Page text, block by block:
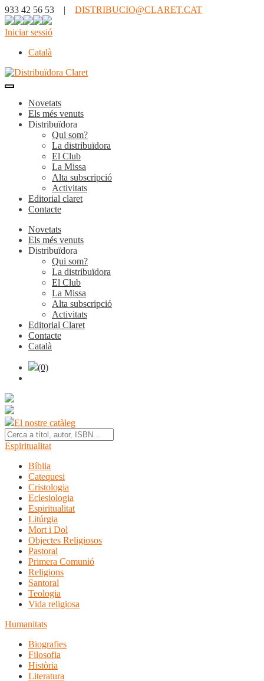
933 42 56 53 | DISTRIBUCIO@CLARET.CAT
Iniciar sessió
Català
Novetats
Els més venuts
Distribuïdora
Qui som?
La distribuïdora
El Club
La Missa
Alta subscripció
Activitats
Editorial claret
Contacte
Novetats
Els més venuts
Distribuïdora
Qui som?
La distribuïdora
El Club
La Missa
Alta subscripció
Activitats
Editorial Claret
Contacte
Català
(0)
El nostre catàleg
Espiritualitat
Bíblia
Catequesi
Cristologia
Eclesiologia
Espiritualitat
Litúrgia
Mort i Dol
Objectes Religiosos
Pastoral
Primera Comunió
Religions
Santoral
Teologia
Vida religiosa
Humanitats
Biografies
Filosofia
Història
Literatura